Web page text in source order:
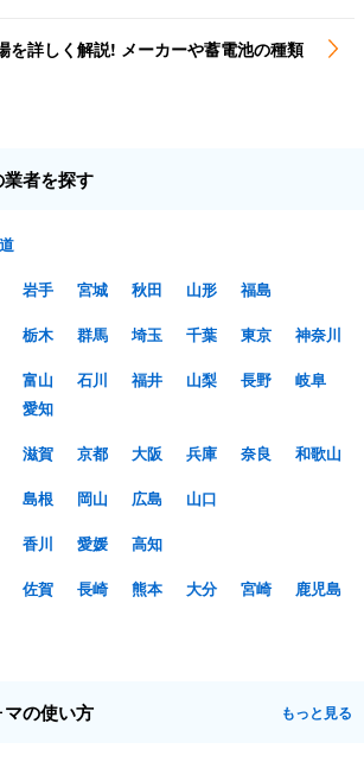
を詳しく解説! メーカーや蓄電池の種類
者を探す
岩手 宮城 秋田 山形
福島
栃木 群馬 埼玉 千葉 東京
神奈川
富山 石川 福井 山梨 長野
岐阜
愛知
滋賀 京都 大阪 兵庫 奈良
和歌山
島根 岡山 広島
山口
香川 愛媛
高知
佐賀 長崎 熊本 大分 宮崎
鹿児島
の使い方 もっと見る